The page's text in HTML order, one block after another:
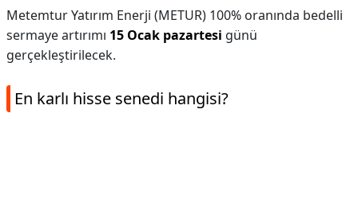
Metemtur Yatırım Enerji (METUR) 100% oranında bedelli
sermaye artırımı 15 Ocak pazartesi günü
gerçekleştirilecek.
En karlı hisse senedi hangisi?